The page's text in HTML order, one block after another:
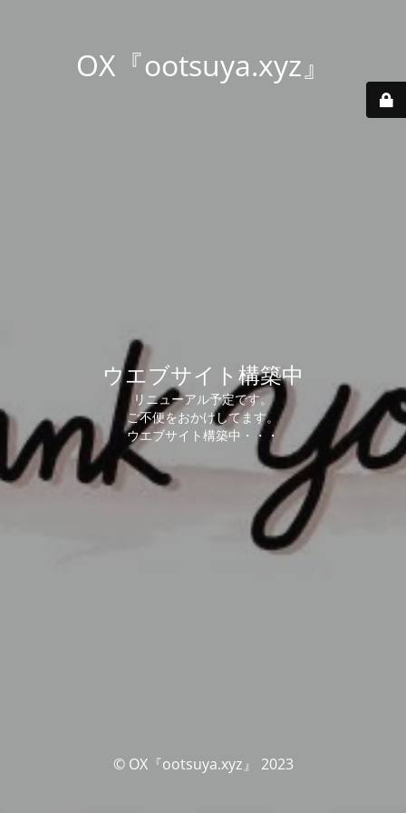
OX『ootsuya.xyz』
ウエブサイト構築中
リニューアル予定です。
ご不便をおかけしてます。
ウエブサイト構築中・・・
© OX『ootsuya.xyz』 2023